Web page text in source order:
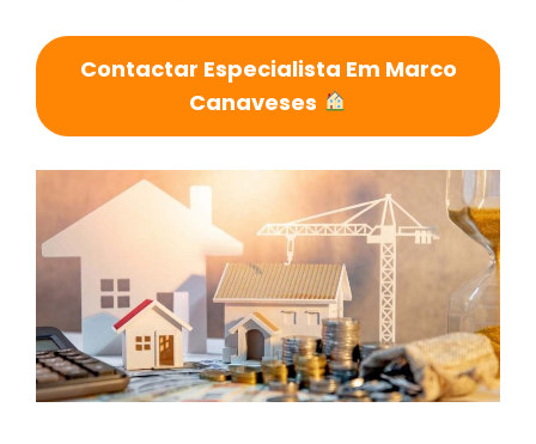
Contactar Especialista Em Marco
Canaveses